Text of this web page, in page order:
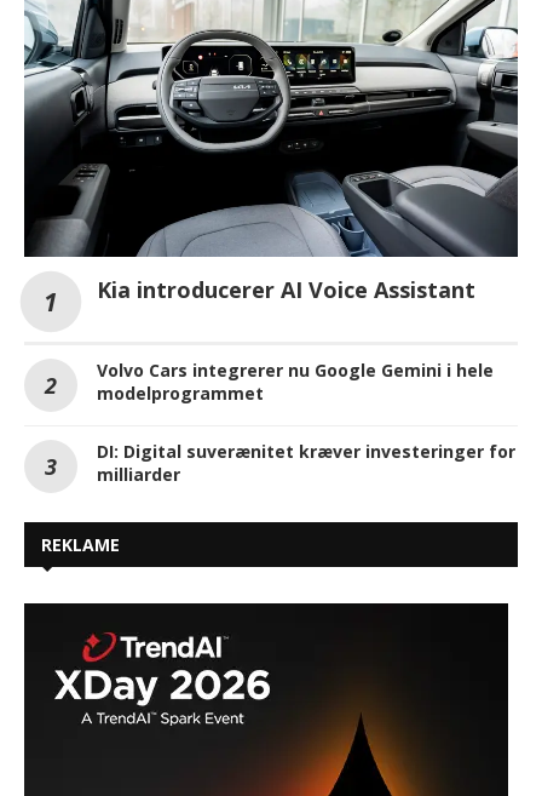
Kia introducerer AI Voice Assistant
Volvo Cars integrerer nu Google Gemini i hele
modelprogrammet
DI: Digital suverænitet kræver investeringer for
milliarder
REKLAME